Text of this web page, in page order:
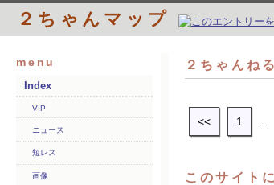
２ちゃんマップ
menu
Index
VIP
ニュース
短レス
画像
２ちゃんね
<< 1
このサイト